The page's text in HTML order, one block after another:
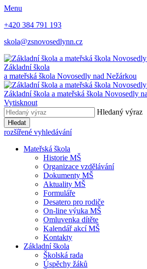
Menu
+420 384 791 193
skola@zsnovosedlynn.cz
Základní škola
a mateřská škola Novosedly nad Nežárkou
Základní škola a mateřská škola Novosedly
Vytisknout
Hledaný výraz
Hledat
rozšířené vyhledávání
Mateřská škola
Historie MŠ
Organizace vzdělávání
Dokumenty MŠ
Aktuality MŠ
Formuláře
Desatero pro rodiče
On-line výuka MŠ
Omluvenka dítěte
Kalendář akcí MŠ
Kontakty
Základní škola
Školská rada
Úspěchy žáků